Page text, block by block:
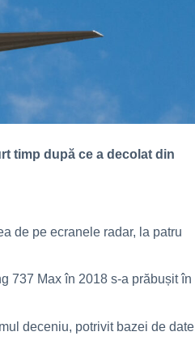
timp după ce a decolat din
de pe ecranele radar, la patru
737 Max în 2018 s-a prăbușit în
deceniu, potrivit bazei de date